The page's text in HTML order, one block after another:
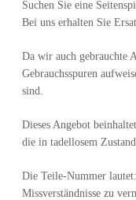
Suchen Sie eine
Bei uns erhalten Sie
Da wir auch gebrauchte
Gebrauchsspuren
sind.
Dieses Angebot
die in tadellosem
Die Teile-Nummer
Missverständnisse zu